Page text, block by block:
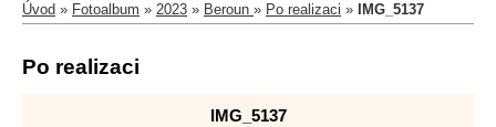
Úvod » Fotoalbum » 2023 » Beroun » Po realizaci » IMG_5137
Po realizaci
IMG_5137